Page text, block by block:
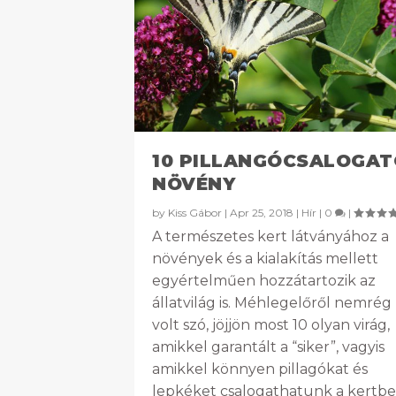
10
NÖVÉNY
by Kiss Gábor | Apr 25, 2018 | Hír | 0 |
A természetes kert látványához a
növények és a kialakítás mellett
egyértelműen hozzátartozik az
állatvilág is. Méhlegelőről nemrég
volt szó, jöjjön most 10 olyan virág,
amikkel garantált a “siker”, vagyis
amikkel könnyen pillagókat és
lepkéket csalogathatunk a